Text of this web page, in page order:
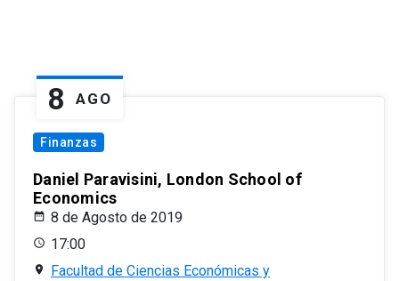
8 AGO
Finanzas
Daniel Paravisini, London School of
Economics
8 de Agosto de 2019
17:00
Facultad de Ciencias Económicas y